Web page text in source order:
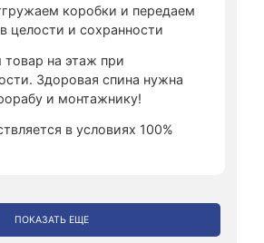
коробки и передаем
целости и сохранности
на этаж при
Здоровая спина нужна
и монтажнику!
в условиях 100%
ПОКАЗАТЬ ЕЩЕ